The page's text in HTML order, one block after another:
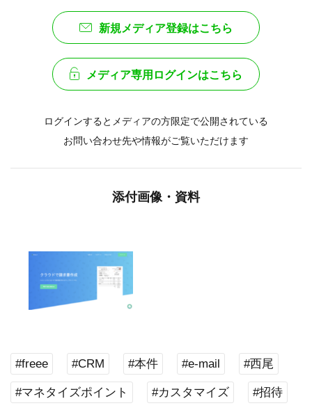
新規メディア登録はこちら
メディア専用ログインはこちら
ログインするとメディアの方限定で公開されている
お問い合わせ先や情報がご覧いただけます
添付画像・資料
#freee #CRM #本件 #e-mail #西尾
#マネタイズポイント #カスタマイズ #招待